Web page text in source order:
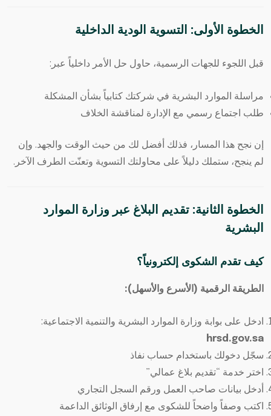
الخطوة الأولى: التسوية الودية الداخلية
قبل اللجوء للجهات الرسمية، حاول حل الأمر داخلياً عبر:
مراسلة الموارد البشرية في شركتك كتابياً بشأن المشكلة
طلب اجتماع رسمي مع الإدارة لمناقشة الخلاف
إن نجح هذا المسار، فذلك أفضل لك من حيث الوقت والجهد. وإن
لم ينجح، ستملك دليلاً على محاولتك التسوية وتعنّت الطرف الآخر.
الخطوة الثانية: تقديم البلاغ عبر وزارة الموارد
البشرية
كيف تقدم الشكوى إلكترونياً؟
الطريقة الرقمية (الأسرع والأسهل):
ادخل على بوابة وزارة الموارد البشرية والتنمية الاجتماعية:
hrsd.gov.sa
سجّل دخولك باستخدام حساب نفاذ
اختر خدمة “تقديم بلاغ عمالي”
أدخل بيانات صاحب العمل ورقم السجل التجاري
اكتب وصفاً واضحاً للشكوى مع إرفاق الوثائق الداعمة